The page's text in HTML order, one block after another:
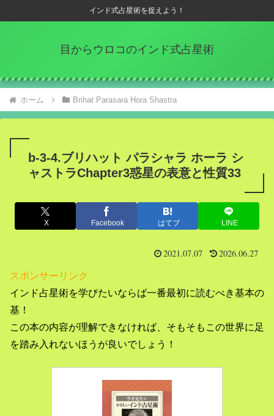
インド式占星術を捉えよう！
目からウロコのインド式占星術
ホーム Brihat Parasara Hora Shastra
b-3-4.ブリハット パラシャラ ホーラ シ
ャストラChapter3惑星の表意と性質33
X Facebook はてブ LINE
2021.07.07 2026.06.27
スポンサーリンク
インド占星術を学びたいならば一番最初に読むべき基本の
基！
この本の内容が理解できなければ、そもそもこの世界に足
を踏み入れないほうが良いでしょう！